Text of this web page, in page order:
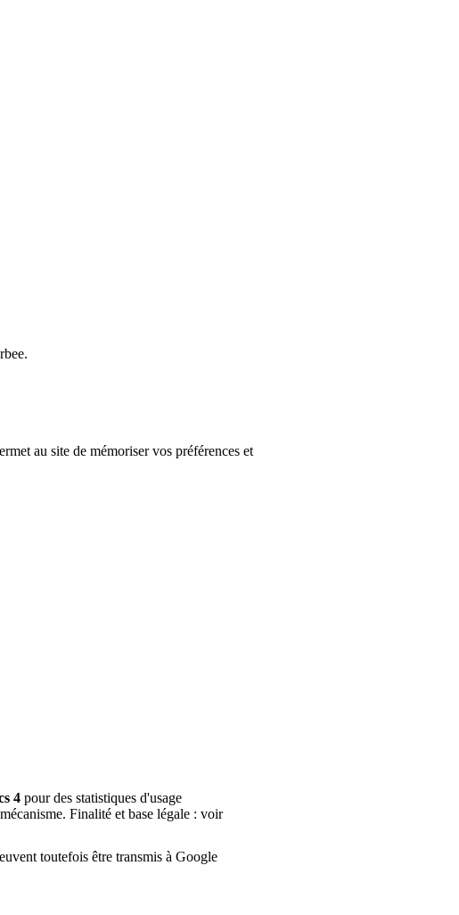
au site de mémoriser vos préférences et
4 pour des statistiques d'usage
Finalité et base légale : voir
toutefois être transmis à Google